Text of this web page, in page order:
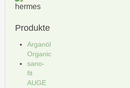
Produkte
Arganöl
Organic
sano-
fit
AUGE